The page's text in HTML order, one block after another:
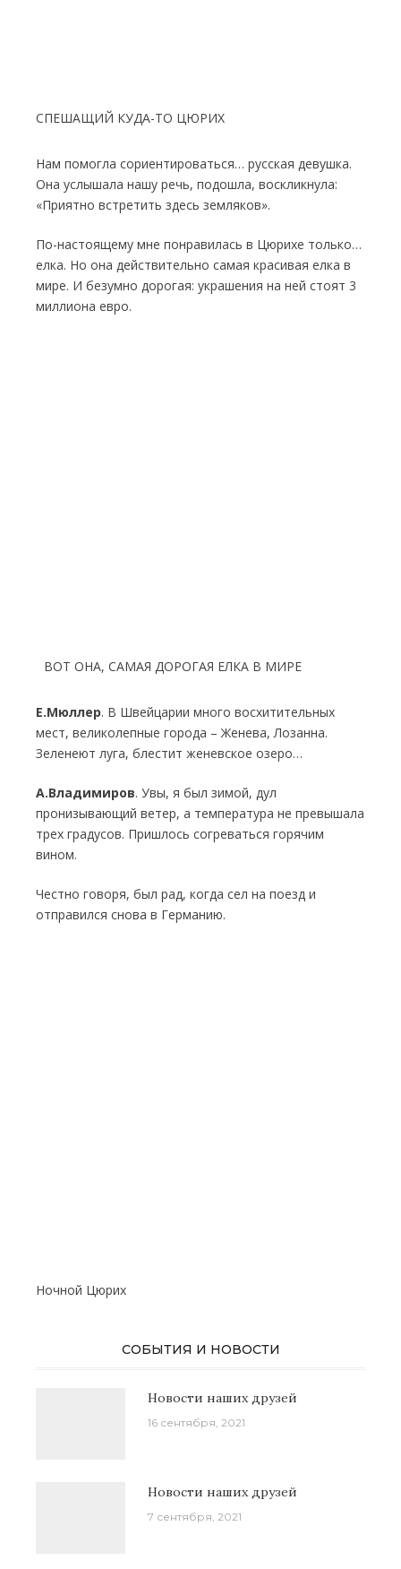
СПЕШАЩИЙ КУДА-ТО ЦЮРИХ
Нам помогла сориентироваться… русская девушка.
Она услышала нашу речь, подошла, воскликнула:
«Приятно встретить здесь земляков».
По-настоящему мне понравилась в Цюрихе только…
елка. Но она действительно самая красивая елка в
мире. И безумно дорогая: украшения на ней стоят 3
миллиона евро.
ВОТ ОНА, САМАЯ ДОРОГАЯ ЕЛКА В МИРЕ
Е.Мюллер. В Швейцарии много восхитительных
мест, великолепные города – Женева, Лозанна.
Зеленеют луга, блестит женевское озеро…
А.Владимиров. Увы, я был зимой, дул
пронизывающий ветер, а температура не превышала
трех градусов. Пришлось согреваться горячим
вином.
Честно говоря, был рад, когда сел на поезд и
отправился снова в Германию.
Ночной Цюрих
СОБЫТИЯ И НОВОСТИ
Новости наших друзей
16 сентября, 2021
Новости наших друзей
7 сентября, 2021